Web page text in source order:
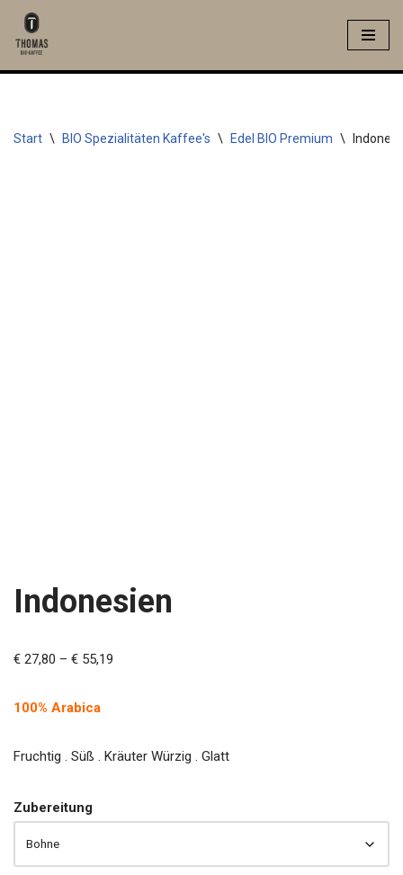
Zum
Inhalt
Start \ BIO Spezialitäten Kaffee's \ Edel BIO Premium \
Indonesien
€ 27,80 – € 55,19
100% Arabica
Fruchtig . Süß . Kräuter Würzig . Glatt
Zubereitung